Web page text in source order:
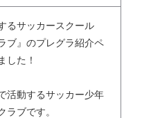
るサッカースクール
ブ』のプレグラ紹介ペ
した！
活動するサッカー少年
ブです。